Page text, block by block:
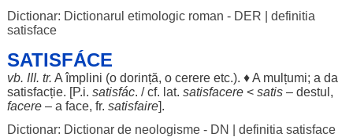
Dictionar: Dictionarul etimologic roman - DER
definitia
satisface
SATISFÁCE
vb. III. tr. Aîmplini (o dorință, o cerereetc.). ♦ A mulțumi; a da
satisfacție. [P.i. satisfác. / cf. lat. satisfacere< satis– destul ,
facere– a face, fr. satisfaire].
Dictionar: Dictionar de neologisme - DN
definitia satisface